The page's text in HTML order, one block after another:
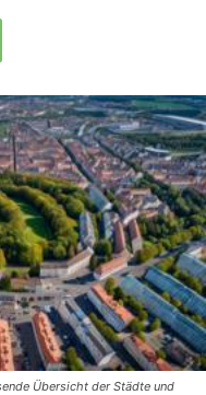
Übersicht der Städte und